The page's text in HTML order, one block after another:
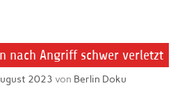
nach Angriff schwer verletzt
2023 von Berlin Doku